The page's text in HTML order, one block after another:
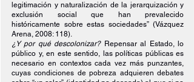
legitimación y naturalización de la jerarquización y
exclusión social que han prevalecido
históricamente sobre estas sociedades” (Vázquez
Arena, 2008: 118).
¿Y por qué descolonizar? Repensar al Estado, lo
público y, en este sentido, las políticas públicas es
necesario en contextos cada vez más punzantes,
cuyas condiciones de pobreza adquieren debates